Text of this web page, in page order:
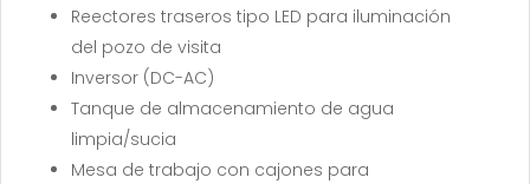
Reectores traseros tipo LED para iluminación
del pozo de visita
Inversor (DC-AC)
Tanque de almacenamiento de agua
limpia/sucia
Mesa de trabajo con cajones para